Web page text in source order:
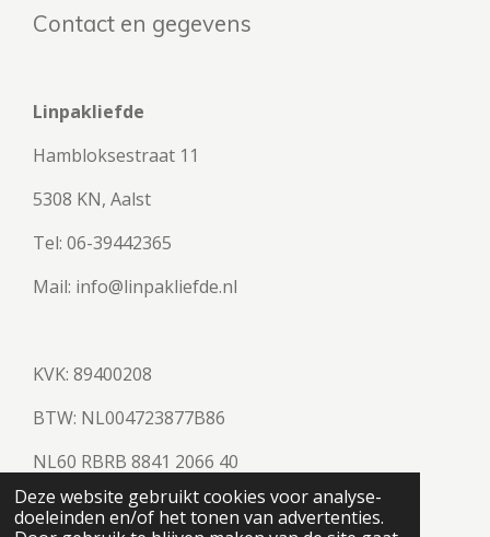
Deze website gebruikt cookies voor analyse-
doeleinden en/of het tonen van advertenties.
Contact en gegevens
Linpakliefde
Hambloksestraat 11
5308 KN, Aalst
Tel: 06-39442365
Mail: info@linpakliefde.nl
KVK: 89400208
BTW: NL004723877B86
NL60 RBRB 8841 2066 40
© 2023 - 2026 Linpakliefde
Powered byJouwWeb